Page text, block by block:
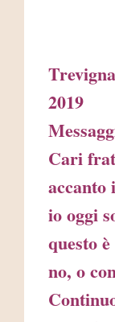
2019
Cari
io oggi
questo
no, o